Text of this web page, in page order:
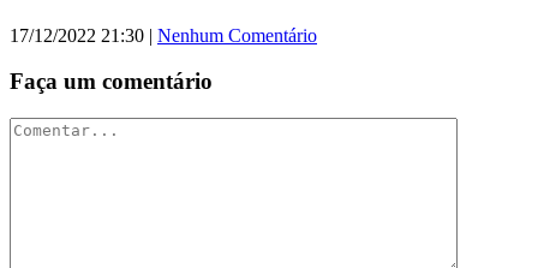
17/12/2022 21:30 | Nenhum Comentário
Faça um comentário
Comentar